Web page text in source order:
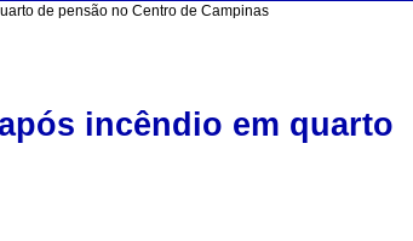
de pensão no Centro de Campinas
incêndio em quarto